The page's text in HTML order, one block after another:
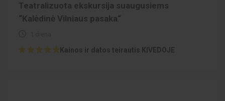
Teatralizuota ekskursija suaugusiems
“Kalėdinė Vilniaus pasaka“
Kainos ir datos teirautis KIVEDOJE